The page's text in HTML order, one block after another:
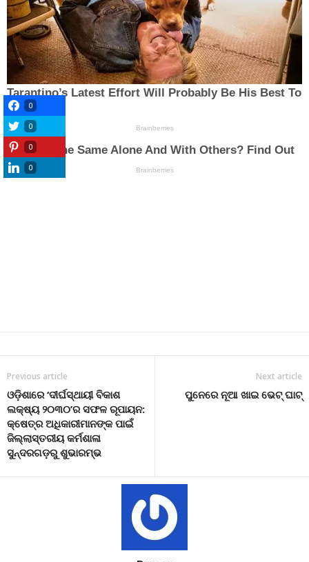
Previous article
ଓଡ଼ିଶାରେ ‘ଦୀର୍ଘସ୍ଥାୟୀ ବିକାଶ
ଲକ୍ଷ୍ୟ ୨୦୩୦’ର ସଫଳ ରୂପାୟନ:
କ୍ଷେତ୍ର ଅଧିକାରୀମାନଙ୍କ ପାଇଁ
ଜିଲ୍ଲାସ୍ତରୀୟ କର୍ମଶାଳା
ସୁନ୍ଦରଗଡ଼ରୁ ଶୁଭାରମ୍ଭ
Next article
ପୁନେରେ ନୂଆ ଖାଇ ଭେଟ୍ ଘାଟ୍
0
0
0
0